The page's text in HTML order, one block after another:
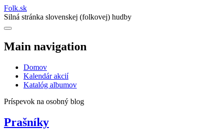
Folk.sk
Silná stránka slovenskej (folkovej) hudby
Main navigation
Domov
Kalendár akcií
Katalóg albumov
Príspevok na osobný blog
Prašníky